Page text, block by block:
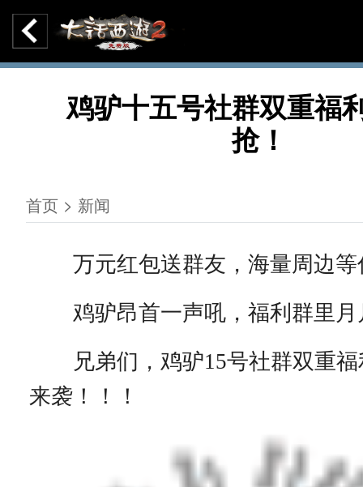
鸡驴十五号社群双重福
抢！
首页 > 新闻
万元红包送群友，海量周边等
鸡驴昂首一声吼，福利群里月
兄弟们，鸡驴15号社群双重福
来袭！！！